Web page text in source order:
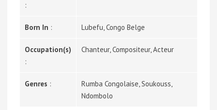
:
Born In : Lubefu, Congo Belge
Occupation(s)
:
Chanteur, Compositeur, Acteur
Genres :
Rumba Congolaise, Soukouss,
Ndombolo